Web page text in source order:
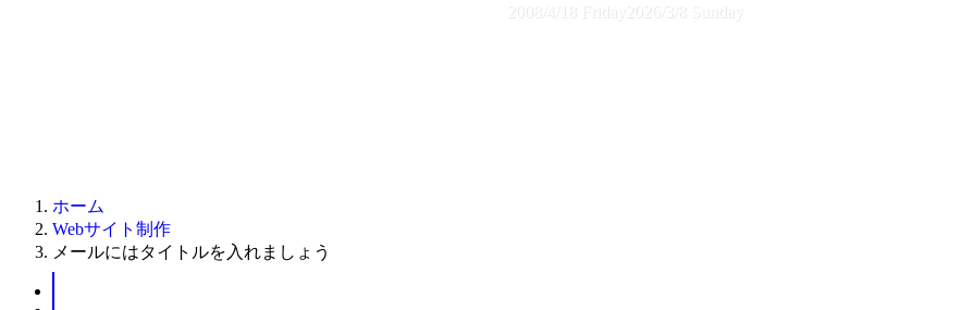
2008/4/18 Friday
2026/3/8 Sunday
ホーム
Webサイト制作
メールにはタイトルを入れましょう